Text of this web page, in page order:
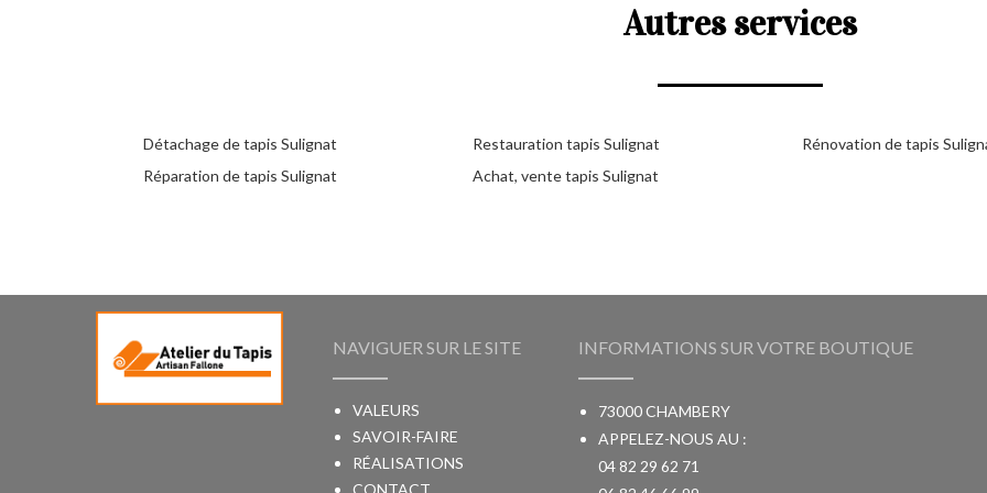
Autres services
Détachage de tapis Sulignat
Réparation de tapis Sulignat
Restauration tapis Sulignat
Achat, vente tapis Sulignat
Rénovation de tapis
NAVIGUER SUR LE SITE
VALEURS
SAVOIR-FAIRE
RÉALISATIONS
INFORMATIONS SUR VOTRE BOUTIQUE
73000 CHAMBERY
APPELEZ-NOUS AU :
04 82 29 62 71